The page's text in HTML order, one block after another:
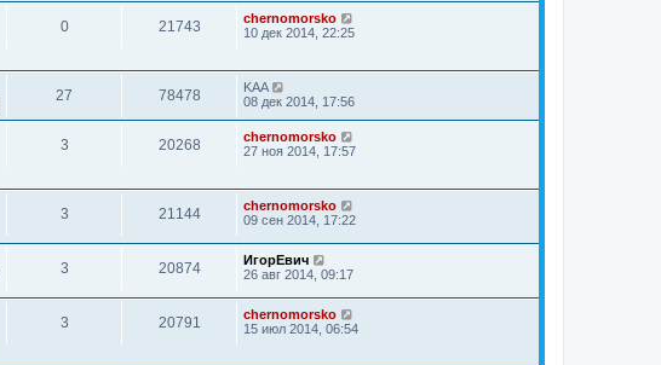
0 21743
chernomorsko
10 дек 2014, 22:25
27 78478
KAA
08 дек 2014, 17:56
3 20268
chernomorsko
27 ноя 2014, 17:57
3 21144
chernomorsko
09 сен 2014, 17:22
3 20874
ИгорЕвич
26 авг 2014, 09:17
3 20791
chernomorsko
15 июл 2014, 06:54